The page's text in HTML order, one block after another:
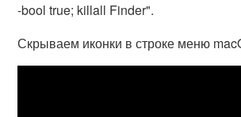
-bool true; killall Finder".
Скрываем иконки в строке меню